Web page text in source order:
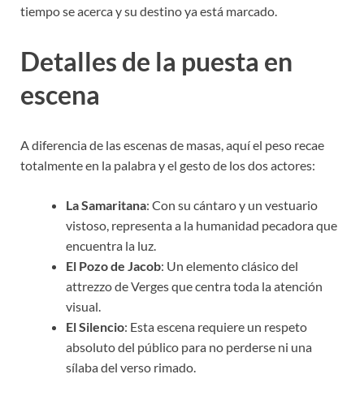
tiempo se acerca y su destino ya está marcado.
Detalles de la puesta en
escena
A diferencia de las escenas de masas, aquí el peso recae
totalmente en la palabra y el gesto de los dos actores:
La Samaritana: Con su cántaro y un vestuario
vistoso, representa a la humanidad pecadora que
encuentra la luz.
El Pozo de Jacob: Un elemento clásico del
attrezzo de Verges que centra toda la atención
visual.
El Silencio: Esta escena requiere un respeto
absoluto del público para no perderse ni una
sílaba del verso rimado.